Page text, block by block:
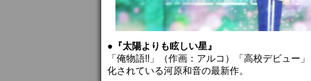
●『太陽よりも眩しい星』
「俺物語!!」（作画：アルコ）「高校デビュー
化されている河原和音の最新作。